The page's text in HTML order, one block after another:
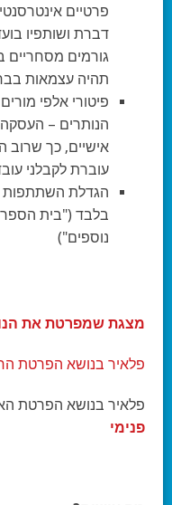
פרטיים
דברת ושותפיו
גורמים
תהיה עצמאות
פיטורי אלפי
הנותרים –
אישיים, כך שרוב
עוברת לקבלני
הגדלת השתתפות
בלבד ("בית הספר
נוספים")
מצגת שמפרטת את
פלאיר בנושא הפרטת
פלאיר בנושא הפרטת
פנימי